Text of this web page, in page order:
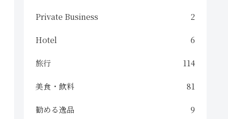
Private Business 2
Hotel 6
旅行 114
美食・飲料 81
勧める逸品 9